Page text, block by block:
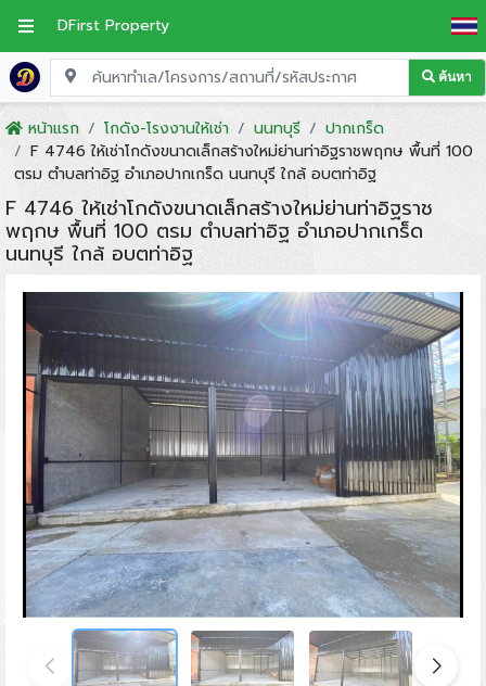
DFirst Property
ค้นหา
หน้าแรก โกดัง-โรงงานให้เช่า นนทบุรี
ปากเกร็ด
F 4746 ให้เช่าโกดังขนาดเล็กสร้างใหม่ย่านท่าอิฐราชพฤกษ พื้นที่ 100
ตรม ตำบลท่าอิฐ อำเภอปากเกร็ด นนทบุรี ใกล้ อบตท่าอิฐ
F 4746 ให้เช่าโกดังขนาดเล็กสร้างใหม่ย่านท่าอิฐราช
พฤกษ พื้นที่ 100 ตรม ตำบลท่าอิฐ อำเภอปากเกร็ด
นนทบุรี ใกล้ อบตท่าอิฐ